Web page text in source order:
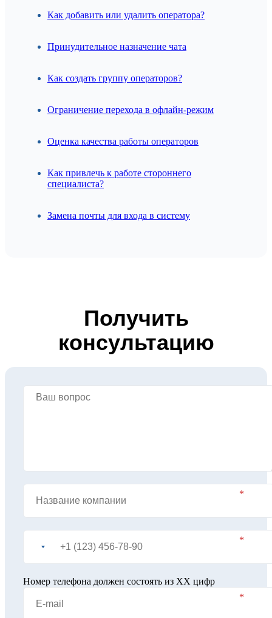
Как добавить или удалить оператора?
Принудительное назначение чата
Как создать группу операторов?
Ограничение перехода в офлайн-режим
Оценка качества работы операторов
Как привлечь к работе стороннего
специалиста?
Замена почты для входа в систему
Получить
консультацию
Номер телефона должен состоять из XX цифр